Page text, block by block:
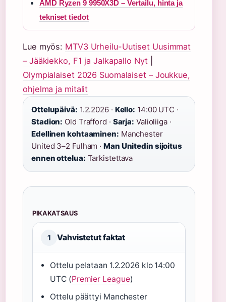
AMD Ryzen 9 9950X3D – Vertailu, hinta ja
tekniset tiedot
Lue myös: MTV3 Urheilu-Uutiset Uusimmat
– Jääkiekko, F1 ja Jalkapallo Nyt|
Olympialaiset 2026 Suomalaiset – Joukkue,
ohjelma ja mitalit
Ottelupäivä: 1.2.2026 · Kello: 14:00 UTC ·
Stadion: Old Trafford · Sarja: Valioliiga ·
Edellinen kohtaaminen: Manchester
United 3–2 Fulham · Man Unitedin sijoitus
ennen ottelua: Tarkistettava
PIKAKATSAUS
1 Vahvistetut faktat
Ottelu pelataan 1.2.2026 klo 14:00
UTC (Premier League)
Ottelu päättyi Manchester